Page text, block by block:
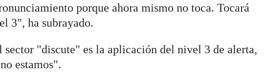
porque ahora mismo no toca. Tocará
3", ha subrayado.
sector "discute" es la aplicación del nivel 3 de alerta,
estamos".